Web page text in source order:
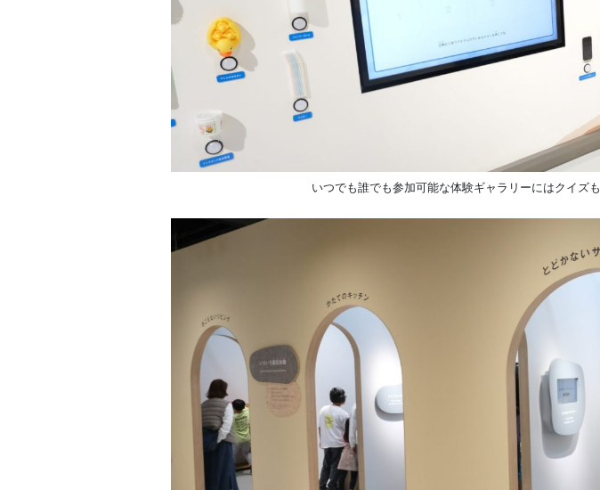
いつでも誰でも参加可能な体験ギャラリーにはクイズも